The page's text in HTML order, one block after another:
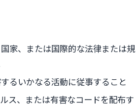
家、または国際的な法律または規
るいかなる活動に従事すること
ス、または有害なコードを配布す